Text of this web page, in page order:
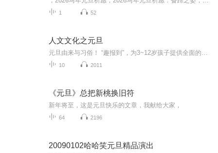
1 52
人文文化之元旦
10 2011
《元旦》总把新桃换旧符
新年将至，这是元旦快乐的文章，我献给大家，
64 2196
20090102哈哈笑元旦精品演出